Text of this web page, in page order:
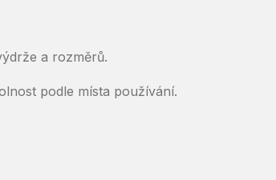
a rozměrů.
podle místa používání.